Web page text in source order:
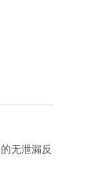
无泄漏反